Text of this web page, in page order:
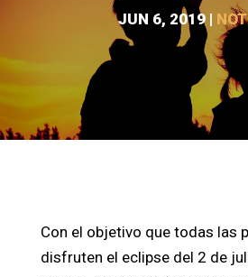
JUN 6, 2019|
Con el objetivo que todas las
disfruten el eclipse del 2 de